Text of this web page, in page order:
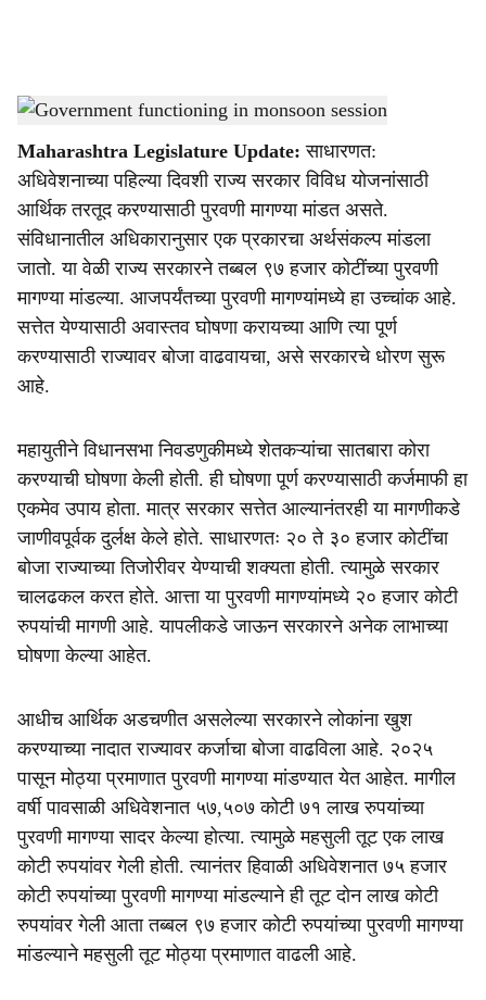
a
r
e
Monsoon session political developments-Agrowon
Maharashtra Legislature Update: साधारणत:
अधिवेशनाच्या पहिल्या दिवशी राज्य सरकार विविध योजनांसाठी
आर्थिक तरतूद करण्यासाठी पुरवणी मागण्या मांडत असते.
संविधानातील अधिकारानुसार एक प्रकारचा अर्थसंकल्प मांडला
जातो. या वेळी राज्य सरकारने तब्बल ९७ हजार कोटींच्या पुरवणी
मागण्या मांडल्या. आजपर्यंतच्या पुरवणी मागण्यांमध्ये हा उच्चांक आहे.
सत्तेत येण्यासाठी अवास्तव घोषणा करायच्या आणि त्या पूर्ण
करण्यासाठी राज्यावर बोजा वाढवायचा, असे सरकारचे धोरण सुरू
आहे.
महायुतीने विधानसभा निवडणुकीमध्ये शेतकऱ्यांचा सातबारा कोरा
करण्याची घोषणा केली होती. ही घोषणा पूर्ण करण्यासाठी कर्जमाफी हा
एकमेव उपाय होता. मात्र सरकार सत्तेत आल्यानंतरही या मागणीकडे
जाणीवपूर्वक दुर्लक्ष केले होते. साधारणतः २० ते ३० हजार कोटींचा
बोजा राज्याच्या तिजोरीवर येण्याची शक्यता होती. त्यामुळे सरकार
चालढकल करत होते. आत्ता या पुरवणी मागण्यांमध्ये २० हजार कोटी
रुपयांची मागणी आहे. यापलीकडे जाऊन सरकारने अनेक लाभाच्या
घोषणा केल्या आहेत.
आधीच आर्थिक अडचणीत असलेल्या सरकारने लोकांना खुश
करण्याच्या नादात राज्यावर कर्जाचा बोजा वाढविला आहे. २०२५
पासून मोठ्या प्रमाणात पुरवणी मागण्या मांडण्यात येत आहेत. मागील
वर्षी पावसाळी अधिवेशनात ५७,५०७ कोटी ७१ लाख रुपयांच्या
पुरवणी मागण्या सादर केल्या होत्या. त्यामुळे महसुली तूट एक लाख
कोटी रुपयांवर गेली होती. त्यानंतर हिवाळी अधिवेशनात ७५ हजार
कोटी रुपयांच्या पुरवणी मागण्या मांडल्याने ही तूट दोन लाख कोटी
रुपयांवर गेली आता तब्बल ९७ हजार कोटी रुपयांच्या पुरवणी मागण्या
मांडल्याने महसुली तूट मोठ्या प्रमाणात वाढली आहे.